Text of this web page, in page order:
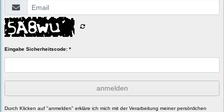
Eingabe Sicherheitscode: *
anmelden
Durch Klicken auf "anmelden" erkläre ich mich mit der Verarbeitung meiner persönlichen